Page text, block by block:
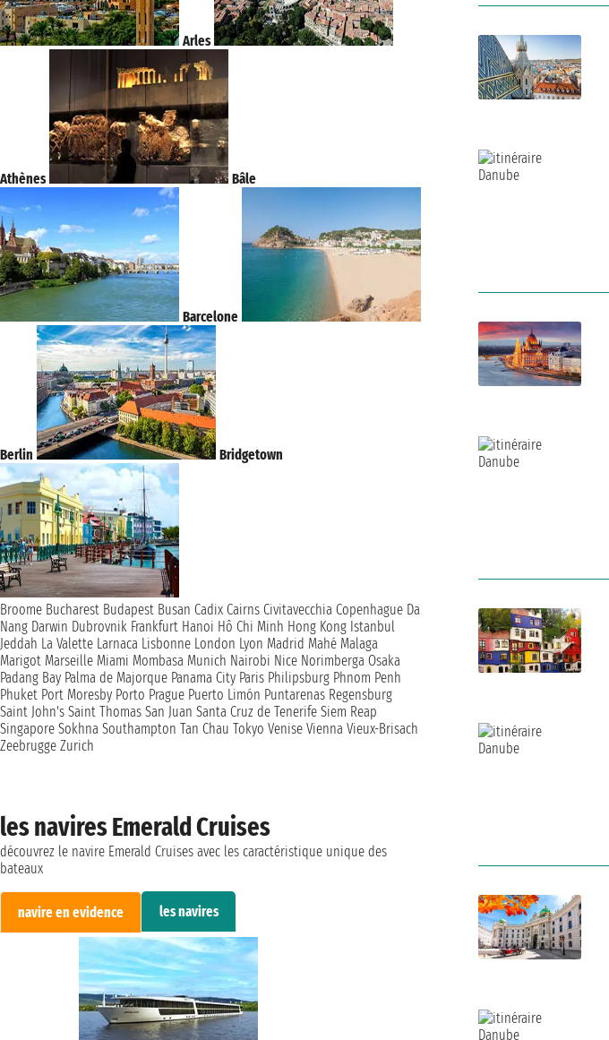
Arles
Athènes Bâle
Barcelone
Berlin Bridgetown
Broome Bucharest Budapest Busan Cadix Cairns Civitavecchia Copenhague Da
Nang Darwin Dubrovnik Frankfurt Hanoi Hô Chi Minh Hong Kong Istanbul
Jeddah La Valette Larnaca Lisbonne London Lyon Madrid Mahé Malaga
Marigot Marseille Miami Mombasa Munich Nairobi Nice Norimberga Osaka
Padang Bay Palma de Majorque Panama City Paris Philipsburg Phnom Penh
Phuket Port Moresby Porto Prague Puerto Limón Puntarenas Regensburg
Saint John's Saint Thomas San Juan Santa Cruz de Tenerife Siem Reap
Singapore Sokhna Southampton Tan Chau Tokyo Venise Vienna Vieux-Brisach
Zeebrugge Zurich
les navires Emerald Cruises
découvrez le navire Emerald Cruises avec les caractéristique unique des
bateaux
navire en evidence les navires